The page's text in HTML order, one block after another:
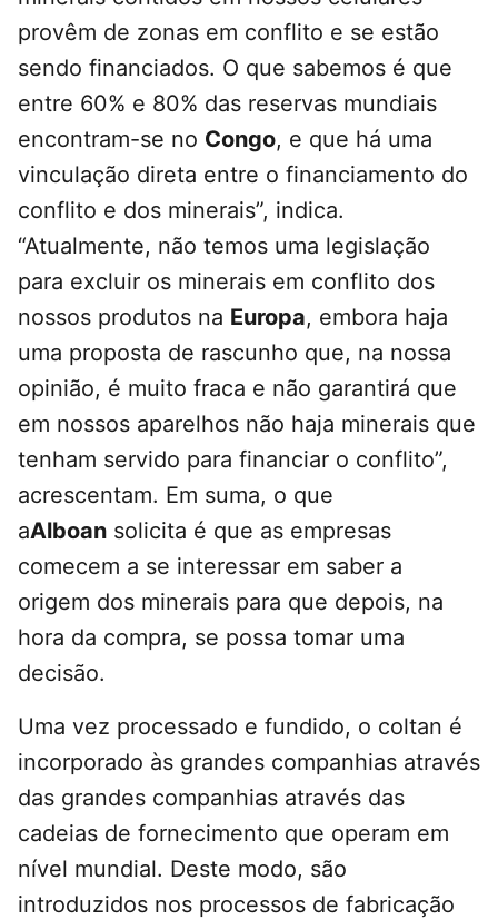
provêm de zonas em conflito e se estão
sendo financiados. O que sabemos é que
entre 60% e 80% das reservas mundiais
encontram-se no Congo, e que há uma
vinculação direta entre o financiamento do
conflito e dos minerais”, indica.
“Atualmente, não temos uma legislação
para excluir os minerais em conflito dos
nossos produtos na Europa, embora haja
uma proposta de rascunho que, na nossa
opinião, é muito fraca e não garantirá que
em nossos aparelhos não haja minerais que
tenham servido para financiar o conflito”,
acrescentam. Em suma, o que
aAlboan solicita é que as empresas
comecem a se interessar em saber a
origem dos minerais para que depois, na
hora da compra, se possa tomar uma
decisão.
Uma vez processado e fundido, o coltan é
incorporado às grandes companhias através
das grandes companhias através das
cadeias de fornecimento que operam em
nível mundial. Deste modo, são
introduzidos nos processos de fabricação